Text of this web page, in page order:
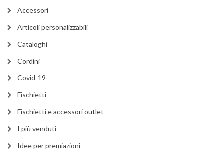
Accessori
Articoli personalizzabili
Cataloghi
Cordini
Covid-19
Fischietti
Fischietti e accessori outlet
I più venduti
Idee per premiazioni